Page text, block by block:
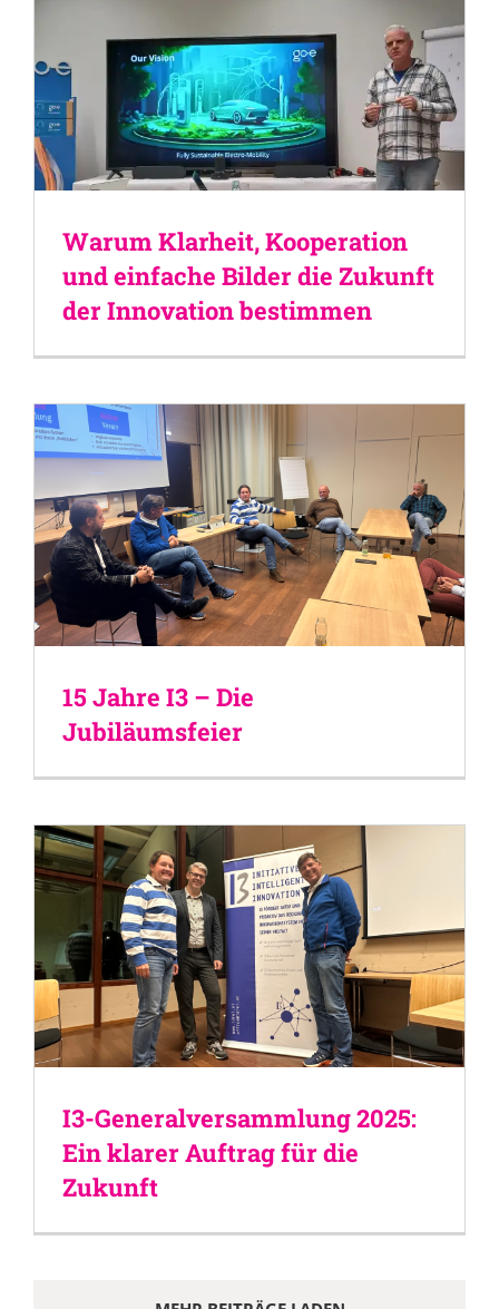
Warum Klarheit, Kooperation
und einfache Bilder die Zukunft
der Innovation bestimmen
15 Jahre I3 – Die
Jubiläumsfeier
I3-Generalversammlung 2025:
Ein klarer Auftrag für die
Zukunft